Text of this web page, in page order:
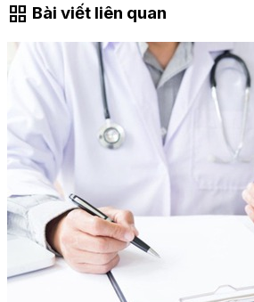
grid_view Bài viết liên quan